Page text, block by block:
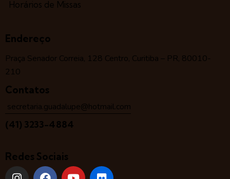
Horários de Missas
Endereço
Praça Senador Correia, 128 Centro, Curitiba – PR, 80010-
210
Contatos
secretaria.guadalupe@hotmail.com
(41) 3233-4884
Redes Sociais